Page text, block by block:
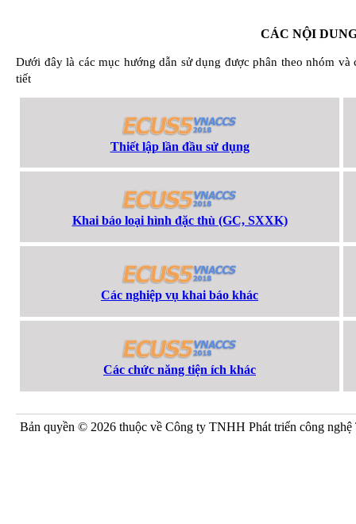
CÁC NỘI
Dưới đây là các mục hướng dẫn sử dụng được phân theo nhóm
tiết
Thiết lập lần đầu sử dụng
Khai báo loại hình đặc thù (GC, SXXK)
Các nghiệp vụ khai báo khác
Các chức năng tiện ích khác
Bản quyền © 2026 thuộc về Công ty TNHH Phát triển công nghệ